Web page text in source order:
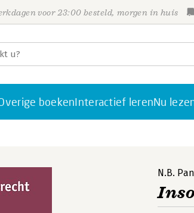
voor 23:00 besteld, morgen in huis
boekenInteractief lerenNu
N.B.